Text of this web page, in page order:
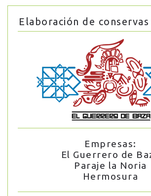
Elaboración de
Empresas:
El Guerrero de
Paraje la Noria
Hermosura